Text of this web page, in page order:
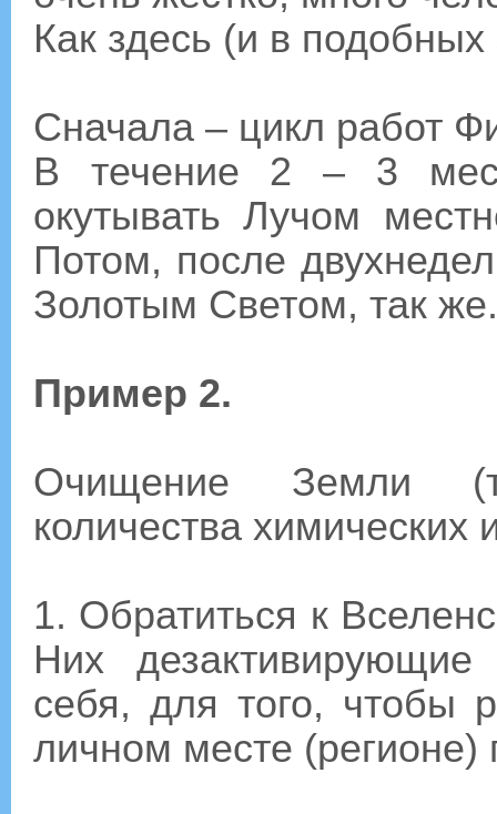
Как здесь (и в
Сначала – цикл работ
В течение 2 – 3
окутывать Лучом
Потом, после
Золотым Светом, так
Пример 2.
Очищение Земли
количества химических
1. Обратиться к
Них
себя, для того, чтобы
личном месте (регионе)